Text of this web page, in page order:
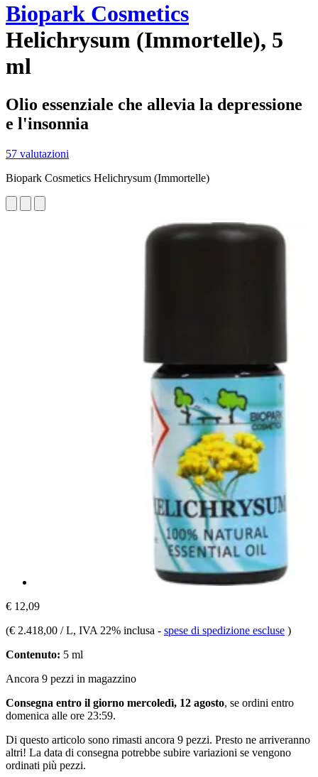
Biopark Cosmetics
Helichrysum (Immortelle), 5
ml
Olio essenziale che allevia la depressione
e l'insonnia
57 valutazioni
Biopark Cosmetics Helichrysum (Immortelle)
€ 12,09
(€ 2.418,00 / L, IVA 22% inclusa - spese di spedizione escluse )
Contenuto: 5 ml
Ancora 9 pezzi in magazzino
Consegna entro il giorno mercoledì, 12 agosto, se ordini entro
domenica alle ore 23:59.
Di questo articolo sono rimasti ancora 9 pezzi. Presto ne arriveranno
altri! La data di consegna potrebbe subire variazioni se vengono
ordinati più pezzi.